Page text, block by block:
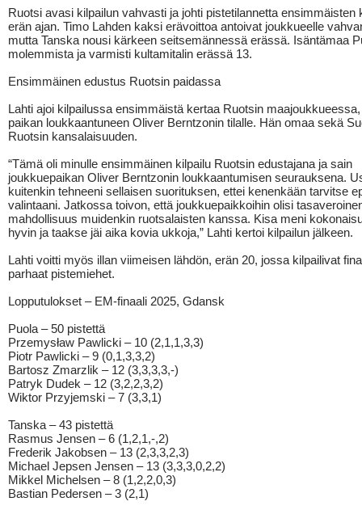
Ruotsi avasi kilpailun vahvasti ja johti pistetilannetta ensimmäisten
erän ajan. Timo Lahden kaksi erävoittoa antoivat joukkueelle
mutta Tanska nousi kärkeen seitsemännessä erässä. Isäntämaa
molemmista ja varmisti kultamitalin erässä 13.
Ensimmäinen edustus Ruotsin paidassa
Lahti ajoi kilpailussa ensimmäistä kertaa Ruotsin
paikan loukkaantuneen Oliver Berntzonin tilalle. Hän omaa sekä
Ruotsin kansalaisuuden.
“Tämä oli minulle ensimmäinen kilpailu Ruotsin edustajana ja sain
joukkuepaikan Oliver Berntzonin loukkaantumisen seurauksena.
kuitenkin tehneeni sellaisen suorituksen, ettei kenenkään tarvitse
valintaani. Jatkossa toivon, että joukkuepaikkoihin olisi
mahdollisuus muidenkin ruotsalaisten kanssa. Kisa meni
hyvin ja taakse jäi aika kovia ukkoja,” Lahti kertoi kilpailun jälkeen.
Lahti voitti myös illan viimeisen lähdön, erän 20, jossa kilpailivat
parhaat pistemiehet.
Lopputulokset – EM-finaali 2025, Gdansk
Puola – 50 pistettä
Przemysław Pawlicki – 10 (2,1,1,3,3)
Piotr Pawlicki – 9 (0,1,3,3,2)
Bartosz Zmarzlik – 12 (3,3,3,3,-)
Patryk Dudek – 12 (3,2,2,3,2)
Wiktor Przyjemski – 7 (3,3,1)
Tanska – 43 pistettä
Rasmus Jensen – 6 (1,2,1,-,2)
Frederik Jakobsen – 13 (2,3,3,2,3)
Michael Jepsen Jensen – 13 (3,3,3,0,2,2)
Mikkel Michelsen – 8 (1,2,2,0,3)
Bastian Pedersen – 3 (2,1)